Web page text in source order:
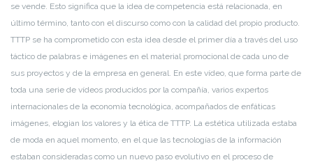
se vende. Esto significa que la idea de competencia está relacionada, en
último término, tanto con el discurso como con la calidad del propio producto.
TTTP se ha comprometido con esta idea desde el primer día a través del uso
táctico de palabras e imágenes en el material promocional de cada uno de
sus proyectos y de la empresa en general. En este vídeo, que forma parte de
toda una serie de vídeos producidos por la compañía, varios expertos
internacionales de la economía tecnológica, acompañados de enfáticas
imágenes, elogian los valores y la ética de TTTP. La estética utilizada estaba
de moda en aquel momento, en el que las tecnologías de la información
estaban consideradas como un nuevo paso evolutivo en el proceso de